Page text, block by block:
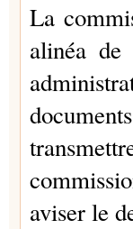
La
alinéa
aviser le